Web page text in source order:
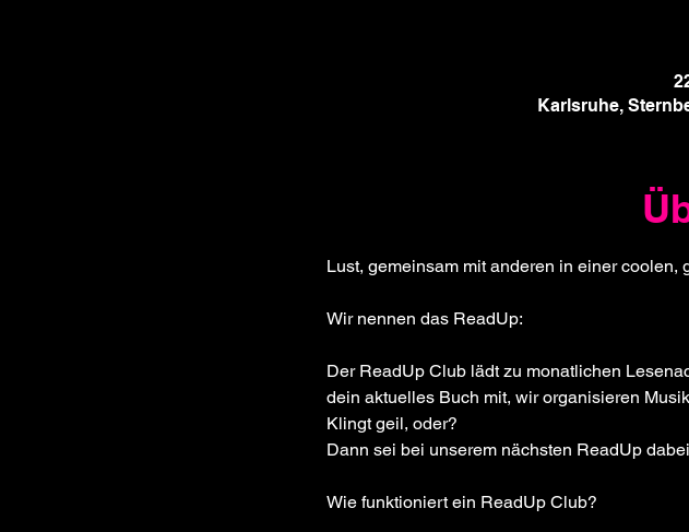
Karlsruhe,
Lust, gemeinsam mit anderen in einer
Wir nennen das ReadUp:
Der ReadUp Club lädt zu monatlichen
dein aktuelles Buch mit, wir organisieren
Klingt geil, oder?
Dann sei bei unserem nächsten ReadUp
Wie funktioniert ein ReadUp Club?